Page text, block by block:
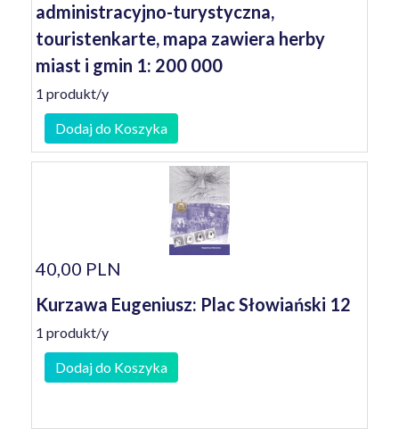
administracyjno-turystyczna,
touristenkarte, mapa zawiera herby
miast i gmin 1: 200 000
1 produkt/y
Dodaj do Koszyka
40,00 PLN
Kurzawa Eugeniusz: Plac Słowiański 12
1 produkt/y
Dodaj do Koszyka